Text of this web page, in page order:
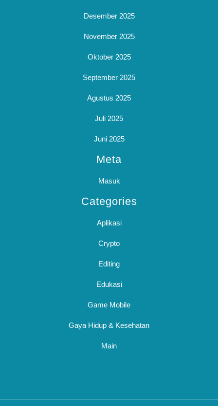
Desember 2025
November 2025
Oktober 2025
September 2025
Agustus 2025
Juli 2025
Juni 2025
Meta
Masuk
Categories
Aplikasi
Crypto
Editing
Edukasi
Game Mobile
Gaya Hidup & Kesehatan
Main